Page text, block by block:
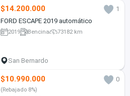
$14.200.000
1
FORD ESCAPE 2019 automático
2019 Bencina 73182 km
San Bernardo
$10.990.000 0
(Rebajado 8%)